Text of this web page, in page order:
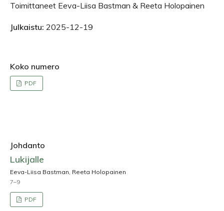
Toimittaneet Eeva-Liisa Bastman & Reeta Holopainen
Julkaistu: 2025-12-19
Koko numero
PDF
Johdanto
Lukijalle
Eeva-Liisa Bastman, Reeta Holopainen
7–9
PDF